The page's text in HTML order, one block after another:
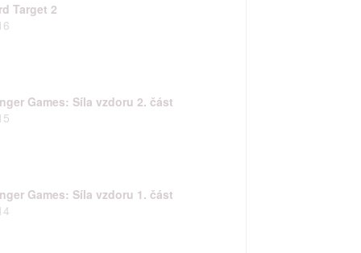
Target 2
Games: Síla vzdoru 2. část
Games: Síla vzdoru 1. část